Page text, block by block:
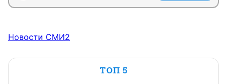
Новости СМИ2
ТОП 5